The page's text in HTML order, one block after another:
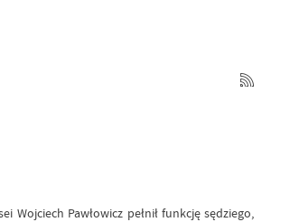
Pawłowicz pełnił funkcję sędziego,